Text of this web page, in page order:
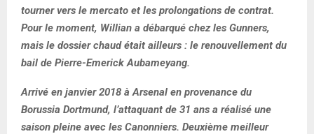
tourner vers le mercato et les prolongations de contrat.
Pour le moment, Willian a débarqué chez les Gunners,
mais le dossier chaud était ailleurs : le renouvellement du
bail de Pierre-Emerick Aubameyang.
Arrivé en janvier 2018 à Arsenal en provenance du
Borussia Dortmund, l’attaquant de 31 ans a réalisé une
saison pleine avec les Canonniers. Deuxième meilleur